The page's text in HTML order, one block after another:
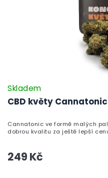
CBD květy
Skladem
249 Kč
Cannatonic ve formě malých
dobrou kvalitu za ještě lepší